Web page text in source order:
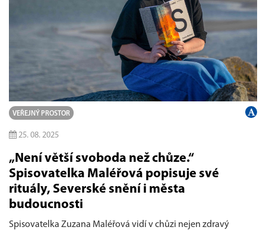
VEŘEJNÝ PROSTOR
25. 08. 2025
„Není větší svoboda než chůze.“
Spisovatelka Maléřová popisuje své
rituály, Severské snění i města
budoucnosti
Spisovatelka Zuzana Maléřová vidí v chůzi nejen zdravý